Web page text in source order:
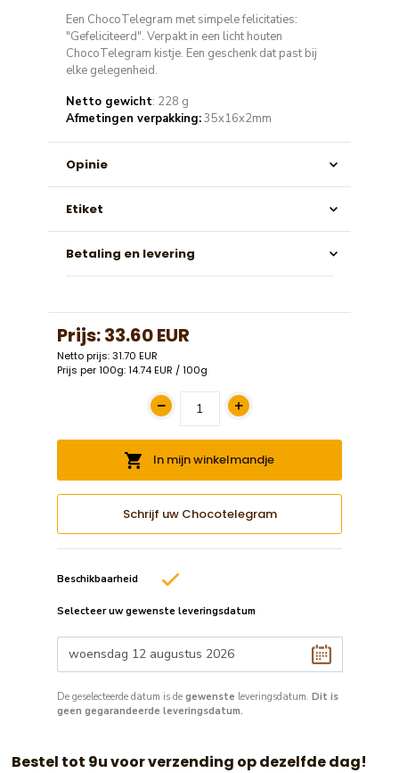
Een ChocoTelegram met simpele felicitaties:
"Gefeliciteerd". Verpakt in een licht houten
ChocoTelegram kistje. Een geschenk dat past bij
elke gelegenheid.
Netto gewicht: 228 g
Afmetingen verpakking:35x16x2mm
Opinie
Etiket
Betaling en levering
Prijs:33.60 EUR
Netto prijs: 31.70 EUR
Prijs per 100g: 14.74 EUR / 100g
In mijn winkelmandje
Schrijf uw Chocotelegram
Beschikbaarheid
Selecteer uw gewenste leveringsdatum
De geselecteerde datum is de gewenste leveringsdatum. Dit is
geen gegarandeerde leveringsdatum.
​​ Bestel tot 9u voor verzending op dezelfde dag!